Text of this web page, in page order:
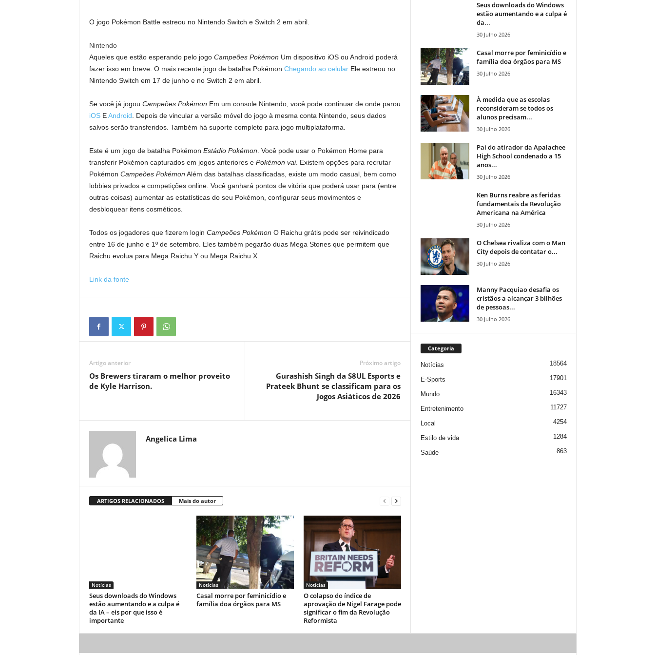
O jogo Pokémon Battle estreou no Nintendo Switch e Switch 2 em abril.
Nintendo
Aqueles que estão esperando pelo jogo Campeões Pokémon Um dispositivo iOS ou Android poderá
fazer isso em breve. O mais recente jogo de batalha Pokémon Chegando ao celularEle estreou no
Nintendo Switch em 17 de junho e no Switch 2 em abril.
Se você já jogou Campeões Pokémon Em um console Nintendo, você pode continuar de onde parou
iOSEAndroid . Depois de vincular a versão móvel do jogo à mesma conta Nintendo, seus dados
salvos serão transferidos. Também há suporte completo para jogo multiplataforma.
Este é um jogo de batalha Pokémon Estádio Pokémon . Você pode usar o Pokémon Home para
transferir Pokémon capturados em jogos anteriores e Pokémon vai. Existem opções para recrutar
Pokémon Campeões Pokémon Além das batalhas classificadas, existe um modo casual, bem como
lobbies privados e competições online. Você ganhará pontos de vitória que poderá usar para (entre
outras coisas) aumentar as estatísticas do seu Pokémon, configurar seus movimentos e
desbloquear itens cosméticos.
Todos os jogadores que fizerem login Campeões Pokémon O Raichu grátis pode ser reivindicado
entre 16 de junho e 1º de setembro. Eles também pegarão duas Mega Stones que permitem que
Raichu evolua para Mega Raichu Y ou Mega Raichu X.
Link da fonte
Artigo anterior
Os Brewers tiraram o melhor proveito
de Kyle Harrison.
Próximo artigo
Gurashish Singh da S8UL Esports e
Prateek Bhunt se classificam para os
Jogos Asiáticos de 2026
Angelica Lima
ARTIGOS RELACIONADOS Mais do autor
Notícias
Seus downloads do Windows
estão aumentando e a culpa é
da IA ​​– eis por que isso é
importante
Notícias
Casal morre por feminicídio e
família doa órgãos para MS
Notícias
O colapso do índice de
aprovação de Nigel Farage pode
significar o fim da Revolução
Reformista
Seus downloads do Windows
estão aumentando e a culpa é
da...
30 Julho 2026
Casal morre por feminicídio e
família doa órgãos para MS
30 Julho 2026
À medida que as escolas
reconsideram se todos os
alunos precisam...
30 Julho 2026
Pai do atirador da Apalachee
High School condenado a 15
anos...
30 Julho 2026
Ken Burns reabre as feridas
fundamentais da Revolução
Americana na América
30 Julho 2026
O Chelsea rivaliza com o Man
City depois de contatar o...
30 Julho 2026
Manny Pacquiao desafia os
cristãos a alcançar 3 bilhões
de pessoas...
30 Julho 2026
Categoria
Notícias 18564
E-Sports 17901
Mundo 16343
Entretenimento 11727
Local 4254
Estilo de vida 1284
Saúde 863